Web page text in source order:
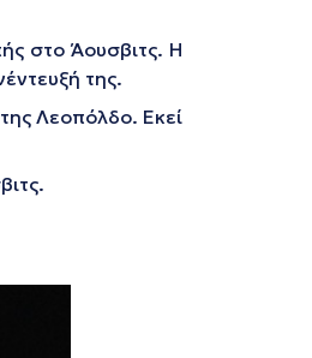
στο Άουσβιτς. Η
της.
Λεοπόλδο. Εκεί